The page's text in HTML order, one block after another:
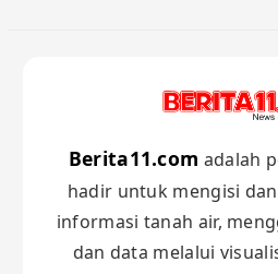
Berita11.com adalah
hadir untuk mengisi
informasi tanah air,
dan data melalui